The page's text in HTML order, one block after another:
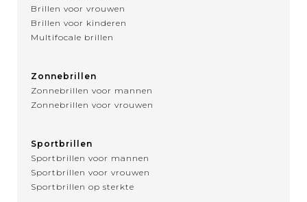
Brillen voor vrouwen
Brillen voor kinderen
Multifocale brillen
Zonnebrillen
Zonnebrillen voor mannen
Zonnebrillen voor vrouwen
Sportbrillen
Sportbrillen voor mannen
Sportbrillen voor vrouwen
Sportbrillen op sterkte